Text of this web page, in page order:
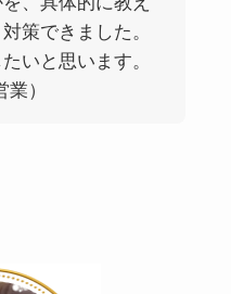
策できました。
いと思います。
業）